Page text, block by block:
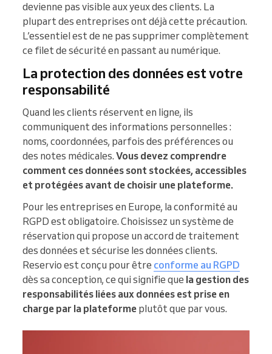
devienne pas visible aux yeux des clients. La
plupart des entreprises ont déjà cette précaution.
L’essentiel est de ne pas supprimer complètement
ce filet de sécurité en passant au numérique.
La protection des données est votre
responsabilité
Quand les clients réservent en ligne, ils
communiquent des informations personnelles :
noms, coordonnées, parfois des préférences ou
des notes médicales. Vous devez comprendre
comment ces données sont stockées, accessibles
et protégées avant de choisir une plateforme.
Pour les entreprises en Europe, la conformité au
RGPD est obligatoire. Choisissez un système de
réservation qui propose un accord de traitement
des données et sécurise les données clients.
Reservio est conçu pour être conforme au RGPD
dès sa conception, ce qui signifie que la gestion des
responsabilités liées aux données est prise en
charge par la plateforme plutôt que par vous.